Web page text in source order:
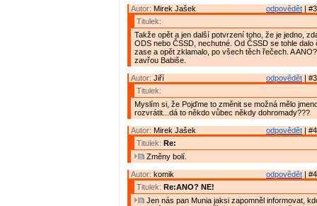
odpovědět |
Autor: Mirek Jašek
Titulek:
Takže opět a jen další potvrzení toho, že je jedno,
ODS nebo ČSSD, nechutné. Od ČSSD se tohle dalo
zase a opět zklamalo, po všech těch řečech. A
zavřou Babiše.
odpovědět |
Autor: Jiří
Titulek:
Myslím si, že Pojďme to změnit se možná mělo
rozvrátit...dá to někdo vůbec někdy dohromady???
odpovědět |
Autor: Mirek Jašek
Titulek: Re:
Změny bolí.
odpovědět |
Autor: komik
Titulek: Re:ANO? NE!
Jen nás pan Munia jaksi zapomněl informovat,